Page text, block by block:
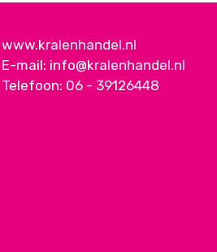
www.kralenhandel.nl
E-mail: info@kralenhandel.nl
Telefoon: 06 - 39126448